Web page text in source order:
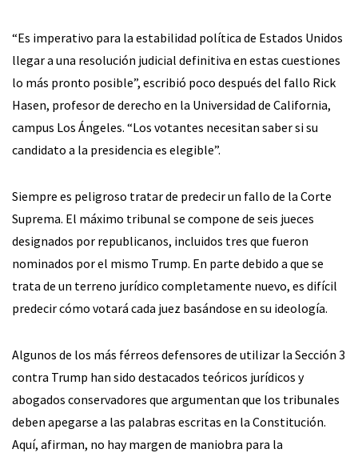
“Es imperativo para la estabilidad política de Estados Unidos
llegar a una resolución judicial definitiva en estas cuestiones
lo más pronto posible”, escribió poco después del fallo Rick
Hasen, profesor de derecho en la Universidad de California,
campus Los Ángeles. “Los votantes necesitan saber si su
candidato a la presidencia es elegible”.
Siempre es peligroso tratar de predecir un fallo de la Corte
Suprema. El máximo tribunal se compone de seis jueces
designados por republicanos, incluidos tres que fueron
nominados por el mismo Trump. En parte debido a que se
trata de un terreno jurídico completamente nuevo, es difícil
predecir cómo votará cada juez basándose en su ideología.
Algunos de los más férreos defensores de utilizar la Sección 3
contra Trump han sido destacados teóricos jurídicos y
abogados conservadores que argumentan que los tribunales
deben apegarse a las palabras escritas en la Constitución.
Aquí, afirman, no hay margen de maniobra para la